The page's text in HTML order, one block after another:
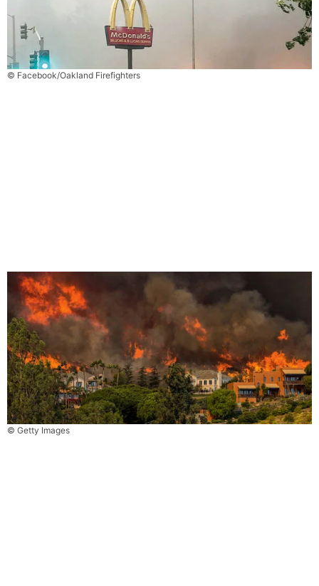
© Facebook/Oakland Firefighters
© Getty Images